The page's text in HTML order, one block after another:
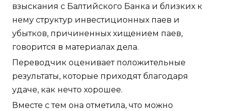
взыскания с Балтийского Банка и близких к
нему структур инвестиционных паев и
убытков, причиненных хищением паев,
говорится в материалах дела.
Переводчик оценивает положительные
результаты, которые приходят благодаря
удаче, как нечто хорошее.
Вместе с тем она отметила, что можно